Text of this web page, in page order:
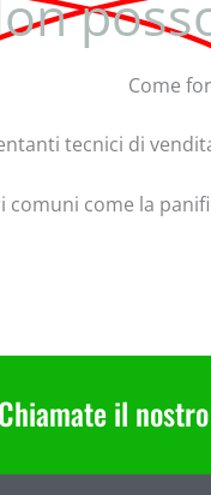
Come
tecnici di
comuni come la
il